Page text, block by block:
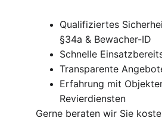
Qualifiziertes
§34a & Bewacher-ID
Schnelle
Transparente
Erfahrung mit
Revierdiensten
Gerne beraten wir Sie